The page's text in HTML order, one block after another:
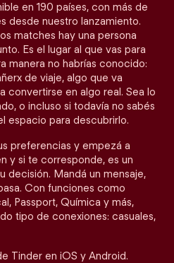
en 190 países, con más de
desde nuestro lanzamiento.
matches hay una persona
Es el lugar al que vas para
manera no habrías conocido:
de viaje, algo que va
convertirse en algo real. Sea lo
o incluso si todavía no sabés
espacio para descubrirlo.
preferencias y empezá a
y si te corresponde, es un
decisión. Mandá un mensaje,
Con funciones como
Passport, Química y más,
tipo de conexiones: casuales,
Tinder en iOS y Android.